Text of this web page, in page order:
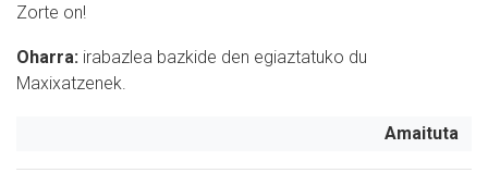
Zorte on!
Oharra: irabazlea bazkide den egiaztatuko du
Maxixatzenek.
Amaituta